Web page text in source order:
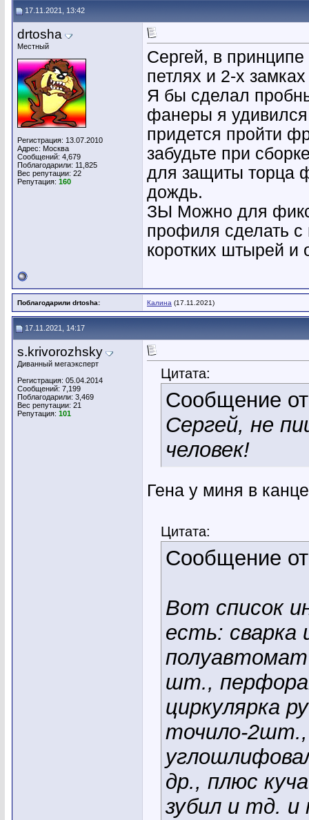
17.11.2021, 13:42
drtosha
Местный
Регистрация: 13.07.2010
Адрес: Москва
Сообщений: 4,679
Поблагодарили: 11,825
Вес репутации: 22
Репутация: 160
Сергей, в
петлях и 2-х
Я бы сделал
фанеры я
придется пройти
забудьте при
для защиты торца
дождь.
ЗЫ Можно для
профиля сделать с
коротких штырей и
Поблагодарили drtosha: Калина (17.11.2021)
17.11.2021, 14:17
s.krivorozhsky
Диванный мегаэксперт
Регистрация: 05.04.2014
Сообщений: 7,199
Поблагодарили: 3,469
Вес репутации: 21
Репутация: 101
Цитата:
Сообщение
Сергей, не
человек!
Гена у миня в
Цитата:
Сообщение
Вот список
есть:
шт.,
циркулярка
точило-
др., плюс
зубил и тд. и